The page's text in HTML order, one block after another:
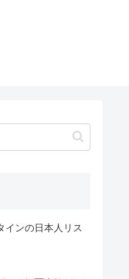
インの日本人リス